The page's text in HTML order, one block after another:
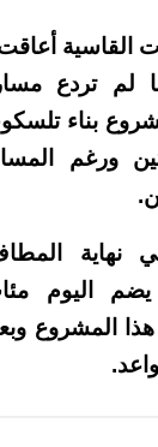
القاسية
لم تردع
مشروع بناء
ورغم
نهاية
يضم اليوم
المشروع